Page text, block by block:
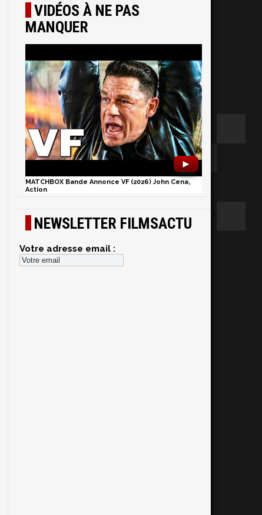
VIDÉOS À NE PAS
MANQUER
►
MATCHBOX Bande Annonce VF (2026) John Cena,
Action
NEWSLETTER FILMSACTU
Votre adresse email :